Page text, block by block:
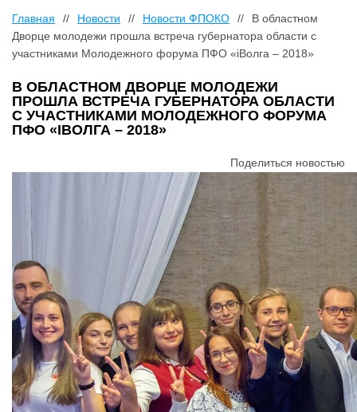
Главная // Новости // Новости ФПОКО //
В областном
Дворце молодежи прошла встреча губернатора области с
участниками Молодежного форума ПФО «iВолга – 2018»
В ОБЛАСТНОМ ДВОРЦЕ МОЛОДЕЖИ
ПРОШЛА ВСТРЕЧА ГУБЕРНАТОРА ОБЛАСТИ
С УЧАСТНИКАМИ МОЛОДЕЖНОГО ФОРУМА
ПФО «IВОЛГА – 2018»
Поделиться новостью